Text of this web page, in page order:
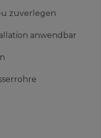
zuverlegen
anwendbar